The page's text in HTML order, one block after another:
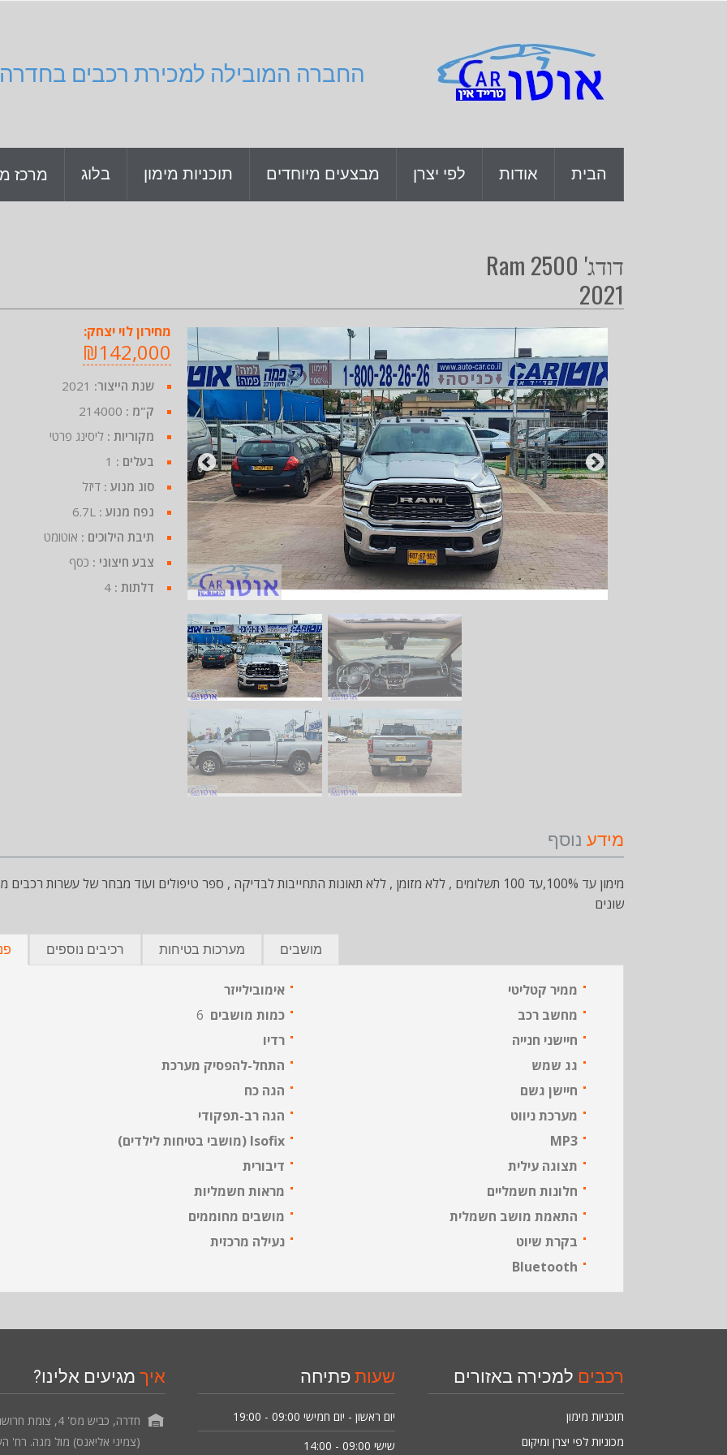
החברה המובילה למכירת רכבים בחדרה
הבית אודות לפי יצרן מבצעים מיוחדים תוכניות מימון בלוג מרכז
דודג' Ram 2500
2021
מחירון לוי יצחק:
₪142,000
שנת הייצור: 2021
ק"מ : 214000
מקוריות :ליסינג פרטי
בעלים : 1
סוג מנוע :דיזל
נפח מנוע :6.7L
תיבת הילוכים : אוטומט
צבע חיצוני : כסף
דלתות :4
מידע נוסף
מימון עד 100%,עד 100 תשלומים , ללא מזומן , ללא תאונות התחייבות לבדיקה , ספר טיפולים ועוד מבחר של עשרות רכבים
שונים
רכיבים נוספים מערכות בטיחות מושבים
ממיר קטליטי
אימובילייזר
מחשב רכב
כמות מושבים
חיישני חנייה
רדיו
גג שמש
התחל-להפסיק מערכת
חיישן גשם
הגה כח
מערכת ניווט
הגה רב-תפקודי
MP3
Isofix (מושבי בטיחות לילדים)
תצוגה עילית
דיבורית
חלונות חשמליים
מראות חשמליות
התאמת מושב חשמלית
מושבים מחוממים
בקרת שיוט
נעילה מרכזית
Bluetooth
רכבים למכירה באזורים
תוכניות מימון
מכוניות לפי יצרן ומיקום
שעותפתיחה
09:00 - 19:00 יום ראשון - יום חמישי
09:00 - 14:00 שישי
איך מגיעים אלינו?
חדרה, כביש מס' 4, צומת
(צמיגי אליאנס) מול מגה. רח'